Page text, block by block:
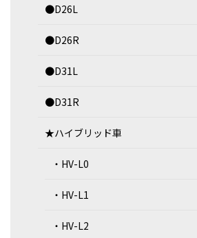
●D26L
●D26R
●D31L
●D31R
★ハイブリッド車
・HV-L0
・HV-L1
・HV-L2